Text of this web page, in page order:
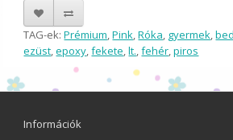
TAG-ek:Prémium,Pink,Róka, gyermek,
ezüst,epoxy,fekete,lt.,fehér,piros
Információk